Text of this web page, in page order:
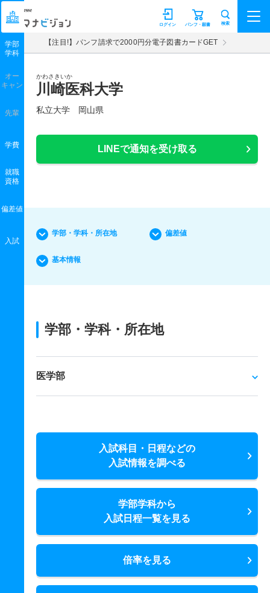
マナビジョン パンフ・願書
ログイン 検索
【注目!】パンフ請求で2000円分電子図書カードGET
かわさきいか
川崎医科大学
私立大学 岡山県
LINEで通知を受け取る
学部
学科
オー
キャン
先輩
学費
就職
資格
偏差値
入試
学部・学科・所在地 偏差値
基本情報
学部・学科・所在地
医学部
入試科目・日程などの
入試情報を調べる
学部学科から
入試日程一覧を見る
倍率を見る